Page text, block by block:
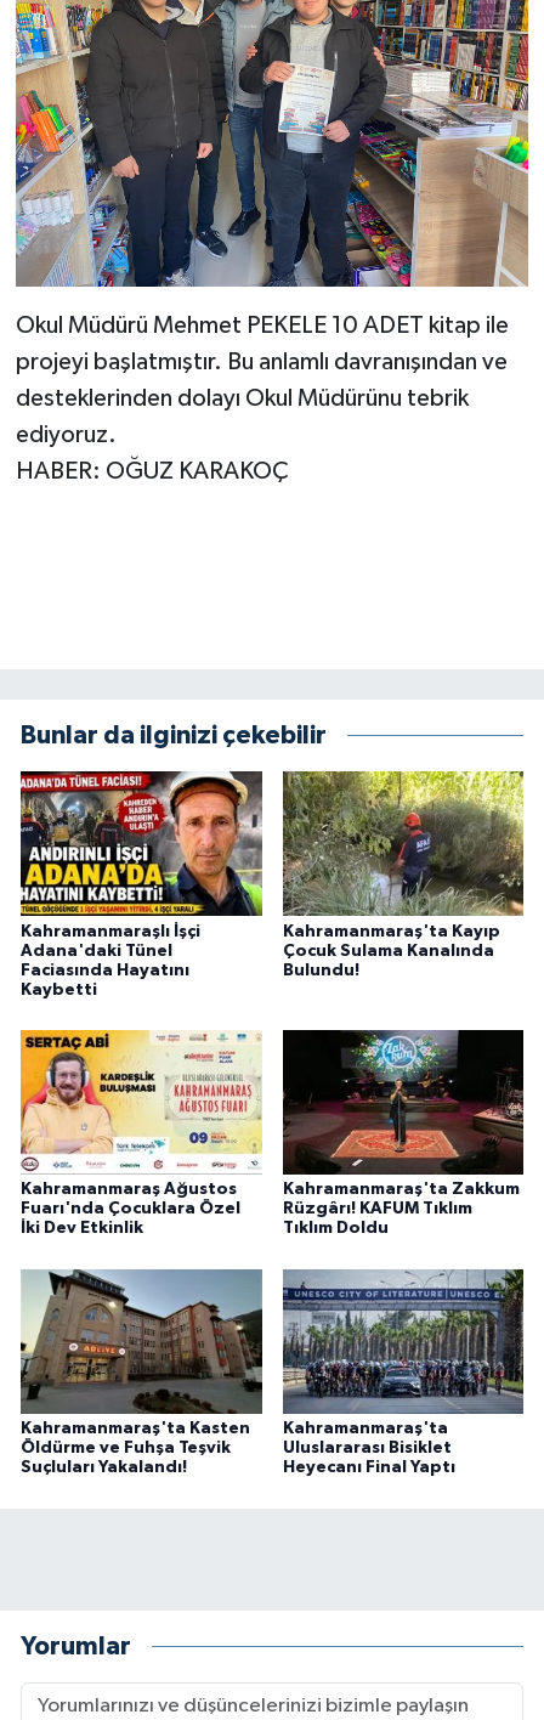
Okul Müdürü Mehmet PEKELE 10 ADET kitap ile
projeyi başlatmıştır. Bu anlamlı davranışından ve
desteklerinden dolayı Okul Müdürünu tebrik
ediyoruz.
HABER: OĞUZ KARAKOÇ
Bunlar da ilginizi çekebilir
Kahramanmaraşlı İşçi
Adana'daki Tünel
Faciasında Hayatını
Kaybetti
Kahramanmaraş'ta Kayıp
Çocuk Sulama Kanalında
Bulundu!
Kahramanmaraş Ağustos
Fuarı'nda Çocuklara Özel
İki Dev Etkinlik
Kahramanmaraş'ta Zakkum
Rüzgârı! KAFUM Tıklım
Tıklım Doldu
Kahramanmaraş'ta Kasten
Öldürme ve Fuhşa Teşvik
Suçluları Yakalandı!
Kahramanmaraş'ta
Uluslararası Bisiklet
Heyecanı Final Yaptı
Yorumlar
BİLİM TEKNOLOJİ
ASAYİŞ
SEÇİM 2015
ÇEVRE
BİLİM VE TEKNOLOJİ
YARIŞMALAR
TANITIM
HABERDE İNSAN